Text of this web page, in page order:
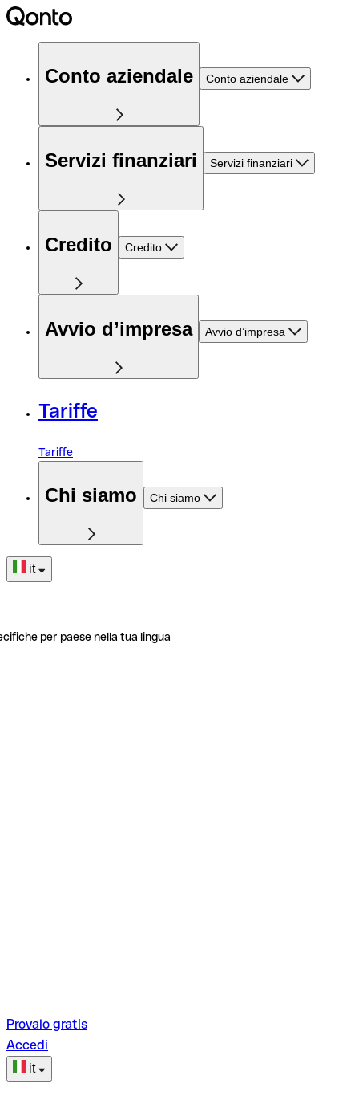
Conto aziendale Conto aziendale
Servizi finanziari Servizi finanziari
Credito Credito
Avvio d’impresa Avvio d’impresa
Tariffe
Tariffe
Chi siamo Chi siamo
it
per paese nella tua lingua
Provalo gratis
Accedi
it